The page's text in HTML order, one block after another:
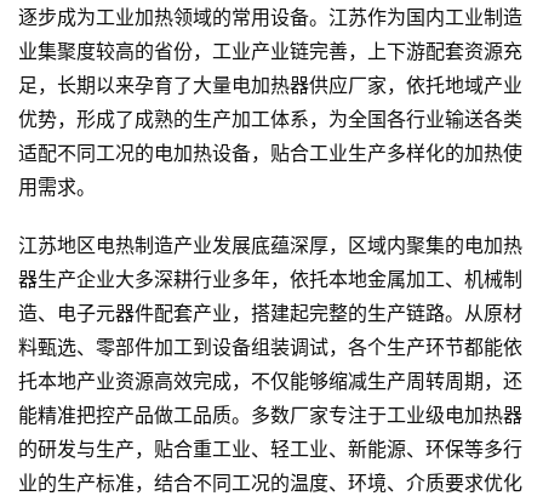
逐步成为工业加热领域的常用设备。江苏作为国内工业制造
业集聚度较高的省份，工业产业链完善，上下游配套资源充
足，长期以来孕育了大量电加热器供应厂家，依托地域产业
优势，形成了成熟的生产加工体系，为全国各行业输送各类
适配不同工况的电加热设备，贴合工业生产多样化的加热使
用需求。
江苏地区电热制造产业发展底蕴深厚，区域内聚集的电加热
器生产企业大多深耕行业多年，依托本地金属加工、机械制
造、电子元器件配套产业，搭建起完整的生产链路。从原材
料甄选、零部件加工到设备组装调试，各个生产环节都能依
托本地产业资源高效完成，不仅能够缩减生产周转周期，还
能精准把控产品做工品质。多数厂家专注于工业级电加热器
的研发与生产，贴合重工业、轻工业、新能源、环保等多行
业的生产标准，结合不同工况的温度、环境、介质要求优化